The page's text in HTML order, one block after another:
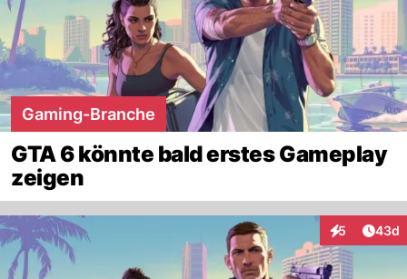
Gaming-Branche
GTA 6 könnte bald erstes Gameplay
zeigen
5
Interaktionen
43d